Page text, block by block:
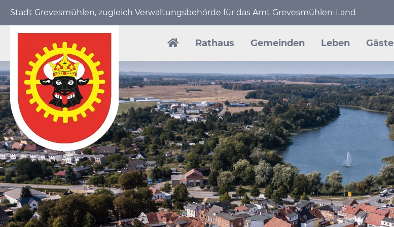
Stadt Grevesmühlen, zugleich Verwaltungs­behörde für das Amt Grevesmühlen-Land
überspringen
Rathaus Gemeinden Leben Gäste